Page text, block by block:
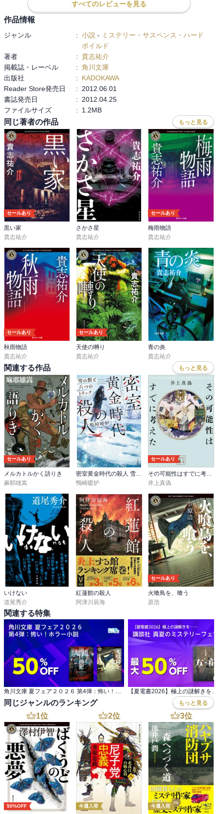
−；）」で終わってしまうんやけど…
よう、こんなトリック思い付くなぁ…
シリーズは、まだ続くので、今後の壊れ具合も楽しみの一つかも^^;
すべてのレビューを見る
作品情報
ジャンル : 小説 - ミステリー・サスペンス・ハード
ボイルド
著者
: 貴志祐介
掲載誌・レーベル
: 角川文庫
出版社
:
KADOKAWA
Reader Store発売日
:
2012.06.01
書誌発売日
:
2012.04.25
ファイルサイズ
: 1.2MB
同じ著者の作品 もっと見る
セールあり
黒い家
貴志祐介
さかさ星
貴志祐介
セールあり
梅雨物語
貴志祐介
セールあり
秋雨物語
貴志祐介
セールあり
天使の囀り
貴志祐介
青の炎
貴志祐介
関連する作品 もっと見る
セールあり
メルカトルかく語りき
麻耶雄嵩
密室黄金時代の殺人 雪の館と六つのトリック
鴨崎暖炉
セールあり
その可能性はすでに考えた
井上真偽
いけない
道尾秀介
紅蓮館の殺人
阿津川辰海
セールあり
火喰鳥を、喰う
原浩
関連する特集
同じジャンルのランキング もっと見る
1位
50%OFF
2位
今週入荷
3位
今週入荷